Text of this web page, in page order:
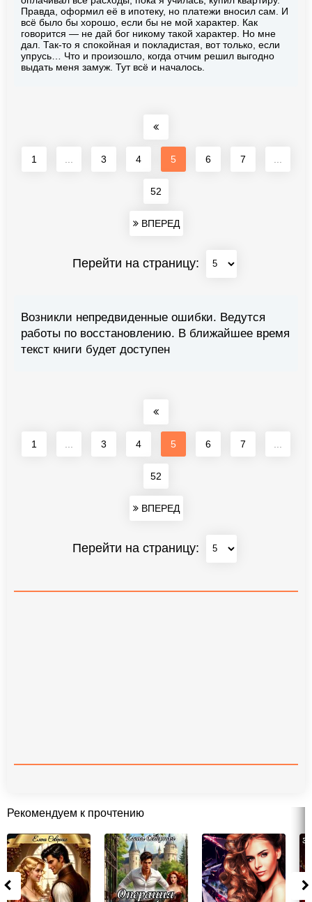
Правда, оформил её в ипотеку, но платежи вносил сам. И
всё было бы хорошо, если бы не мой характер. Как
говорится — не дай бог никому такой характер. Но мне
дал. Так-то я спокойная и покладистая, вот только, если
упрусь… Что и произошло, когда отчим решил выгодно
выдать меня замуж. Тут всё и началось.
1 3 4 5 6 7
52
ВПЕРЕД
Перейти на страницу:
Возникли непредвиденные ошибки. Ведутся
работы по восстановлению. В ближайшее время
текст книги будет доступен
1 3 4 5 6 7
52
ВПЕРЕД
Перейти на страницу:
Рекомендуем к прочтению